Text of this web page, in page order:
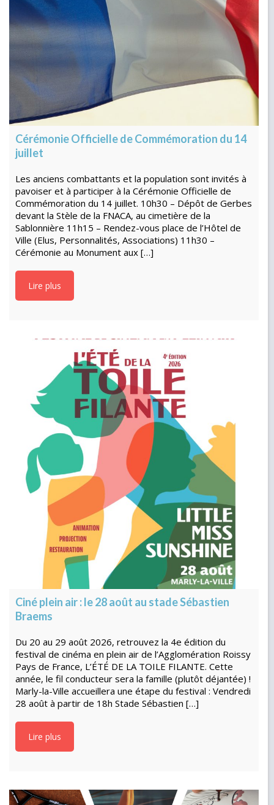
Cérémonie Officielle de Commémoration du 14
juillet
Les anciens combattants et la population sont invités à
pavoiser et à participer à la Cérémonie Officielle de
Commémoration du 14 juillet. 10h30 – Dépôt de Gerbes
devant la Stèle de la FNACA, au cimetière de la
Sablonnière 11h15 – Rendez-vous place de l’Hôtel de
Ville (Elus, Personnalités, Associations) 11h30 –
Cérémonie au Monument aux […]
Lire plus
Ciné plein air : le 28 août au stade Sébastien
Braems
Du 20 au 29 août 2026, retrouvez la 4e édition du
festival de cinéma en plein air de l’Agglomération Roissy
Pays de France, L’ÉTÉ DE LA TOILE FILANTE. Cette
année, le fil conducteur sera la famille (plutôt déjantée) !
Marly-la-Ville accueillera une étape du festival : Vendredi
28 août à partir de 18h Stade Sébastien […]
Lire plus